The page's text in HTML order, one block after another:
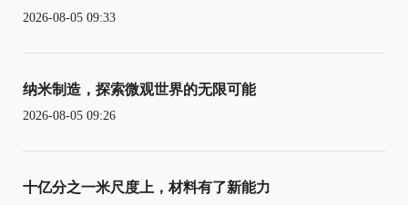
2026-08-05 09:33
纳米制造，探索微观世界的无限可能
2026-08-05 09:26
十亿分之一米尺度上，材料有了新能力